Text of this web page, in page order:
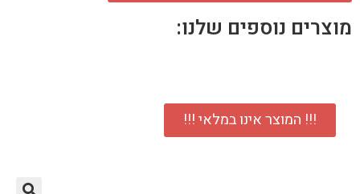
מוצרים נוספים שלנו:
!!! המוצר אינו במלאי !!!